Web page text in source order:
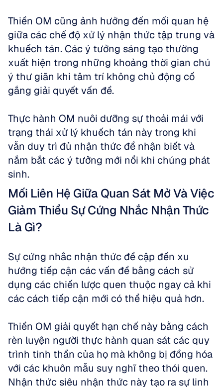
Thiền OM cũng ảnh hưởng đến mối quan hệ
giữa các chế độ xử lý nhận thức tập trung và
khuếch tán. Các ý tưởng sáng tạo thường
xuất hiện trong những khoảng thời gian chú
ý thư giãn khi tâm trí không chủ động cố
gắng giải quyết vấn đề.
Thực hành OM nuôi dưỡng sự thoải mái với
trạng thái xử lý khuếch tán này trong khi
vẫn duy trì đủ nhận thức để nhận biết và
nắm bắt các ý tưởng mới nổi khi chúng phát
sinh.
Mối Liên Hệ Giữa Quan Sát Mở Và Việc
Giảm Thiểu Sự Cứng Nhắc Nhận Thức
Là Gì?
Sự cứng nhắc nhận thức đề cập đến xu
hướng tiếp cận các vấn đề bằng cách sử
dụng các chiến lược quen thuộc ngay cả khi
các cách tiếp cận mới có thể hiệu quả hơn.
Thiền OM giải quyết hạn chế này bằng cách
rèn luyện người thực hành quan sát các quy
trình tinh thần của họ mà không bị đồng hóa
với các khuôn mẫu suy nghĩ theo thói quen.
Nhận thức siêu nhận thức này tạo ra sự linh